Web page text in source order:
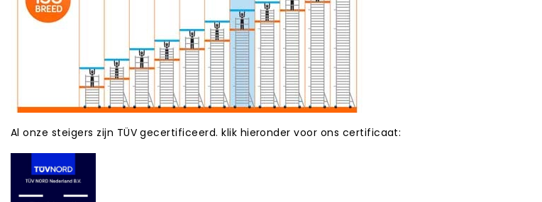
Al onze steigers zijn TÜV gecertificeerd. klik hieronder voor ons certificaat: